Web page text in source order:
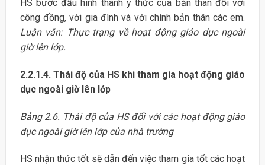
HS bước đầu hình thành ý thức của bản thân đối với
công đồng, với gia đình và với chính bản thân các em.
Luận văn: Thực trạng về hoạt động giáo dục ngoài
giờ lên lớp.
2.2.1.4. Thái độ của HS khi tham gia hoạt động giáo
dục ngoài giờ lên lớp
Bảng 2.6. Thái độ của HS đối với các hoạt động giáo
dục ngoài giờ lên lớp của nhà trường
HS nhận thức tốt sẽ dẫn đến việc tham gia tốt các hoạt